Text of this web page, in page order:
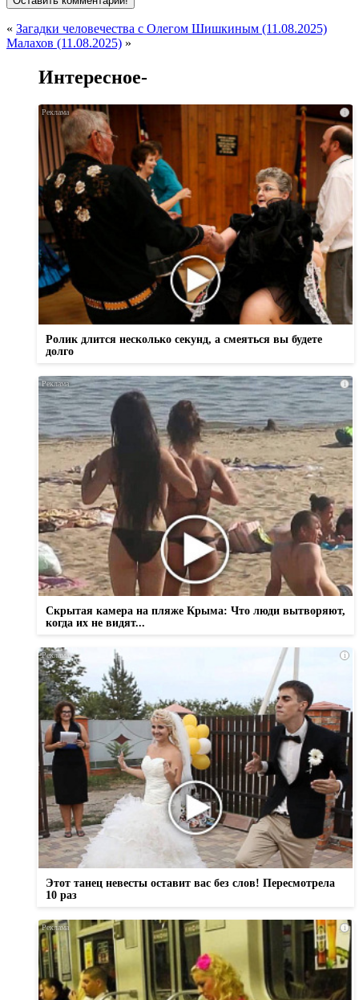
« Загадки человечества с Олегом Шишкиным (11.08.2025)
Малахов (11.08.2025) »
Интересное-
i
Ролик длится несколько секунд, а смеяться вы будете
долго
i
Скрытая камера на пляже Крыма: Что люди вытворяют,
когда их не видят...
i
Этот танец невесты оставит вас без слов! Пересмотрела
10 раз
i